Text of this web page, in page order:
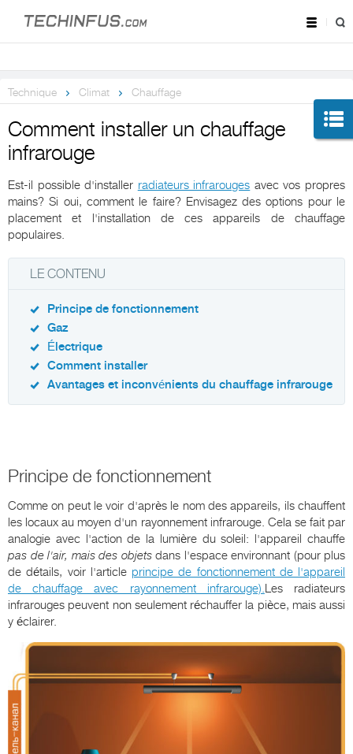
Technique Climat Chauffage
Comment installer un chauffage
infrarouge
Est-il possible d'installer radiateurs infrarouges avec vos propres
mains? Si oui, comment le faire? Envisagez des options pour le
placement et l'installation de ces appareils de chauffage
populaires.
LE CONTENU
Principe de fonctionnement
Gaz
Électrique
Comment installer
Avantages et inconvénients du chauffage infrarouge
Principe de fonctionnement
Comme on peut le voir d'après le nom des appareils, ils chauffent
les locaux au moyen d'un rayonnement infrarouge. Cela se fait par
analogie avec l'action de la lumière du soleil: l'appareil chauffe
pas de l'air, mais des objets dans l'espace environnant (pour plus
de détails, voir l'article principe de fonctionnement de l'appareil
de chauffage avec rayonnement infrarouge).Les radiateurs
infrarouges peuvent non seulement réchauffer la pièce, mais aussi
y éclairer.